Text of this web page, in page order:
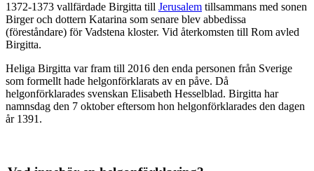
1372-1373 vallfärdade Birgitta till Jerusalem tillsammans med sonen
Birger och dottern Katarina som senare blev abbedissa
(föreståndare) för Vadstena kloster. Vid återkomsten till Rom avled
Birgitta.
Heliga Birgitta var fram till 2016 den enda personen från Sverige
som formellt hade helgonförklarats av en påve. Då
helgonförklarades svenskan Elisabeth Hesselblad. Birgitta har
namnsdag den 7 oktober eftersom hon helgonförklarades den dagen
år 1391.